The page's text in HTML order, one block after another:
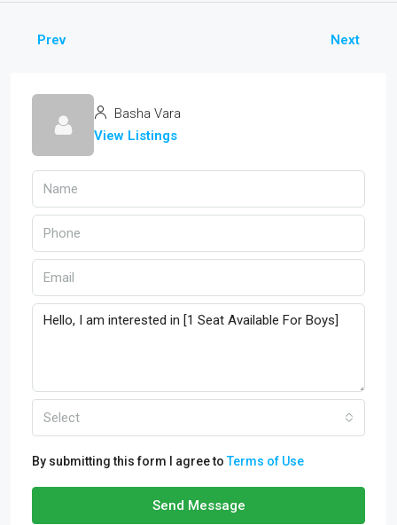
Prev Next
Basha Vara
View Listings
Select
By submitting this form I agree toTerms of Use
Send Message